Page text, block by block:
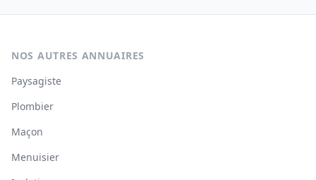
NOS AUTRES ANNUAIRES
Paysagiste
Plombier
Maçon
Menuisier